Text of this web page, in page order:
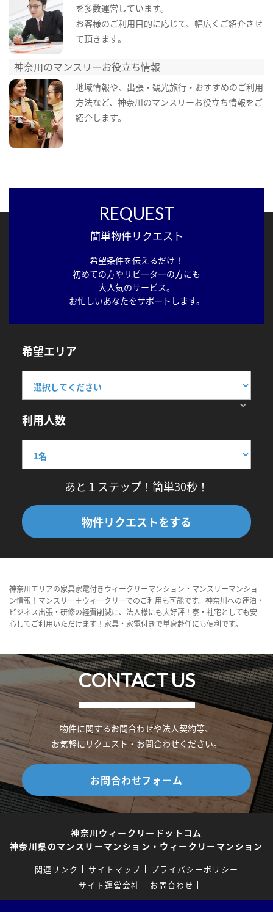
を多数運営しています。
お客様のご利用目的に応じて、幅広くご紹介させ
て頂きます。
神奈川のマンスリーお役立ち情報
地域情報や、出張・観光旅行・おすすめのご利用
方法など、神奈川のマンスリーお役立ち情報をご
紹介します。
REQUEST
簡単物件リクエスト
希望条件を伝えるだけ！
初めての方やリピーターの方にも
大人気のサービス。
お忙しいあなたをサポートします。
希望エリア
利用人数
あと１ステップ！簡単30秒！
物件リクエストをする
神奈川エリアの家具家電付きウィークリーマンション・マンスリーマンショ
ン情報！マンスリー＋ウィークリーでのご利用も可能です。神奈川への連泊・
ビジネス出張・研修の経費削減に、法人様にも大好評！寮・社宅としても安
心してご利用いただけます！家具・家電付きで単身赴任にも便利です。
CONTACT US
物件に関するお問合わせや法人契約等、
お気軽にリクエスト・お問合わせください。
お問合わせフォーム
神奈川ウィークリードットコム
神奈川県のマンスリーマンション・ウィークリーマンション
関連リンク サイトマップ
プライバシーポリシー
サイト運営会社
お問合わせ